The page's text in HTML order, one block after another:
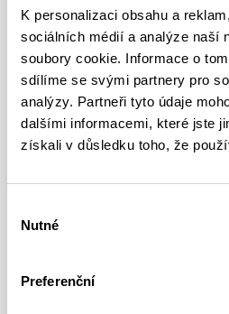
K personalizaci obsahu a
sociálních médií a analýze naší
soubory cookie. Informace o
sdílíme se svými partnery pro
analýzy. Partneři tyto údaje
dalšími informacemi, které jste
získali v důsledku toho, že
souhlasu
Nutné
Preferenční
ROAD TO TOKYO
Tips for Better